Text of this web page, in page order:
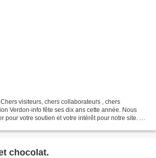
Verdon-info fête ses dix ans cette année. Nous
pour votre soutien et votre intérêt pour notre site. Au
chocolat.